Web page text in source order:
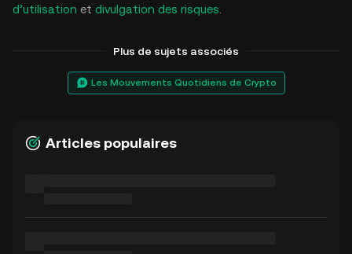
d’utilisation et divulgation des risques
Plus de sujets associés
Les Mouvements Quotidiens de Crypto
Articles populaires